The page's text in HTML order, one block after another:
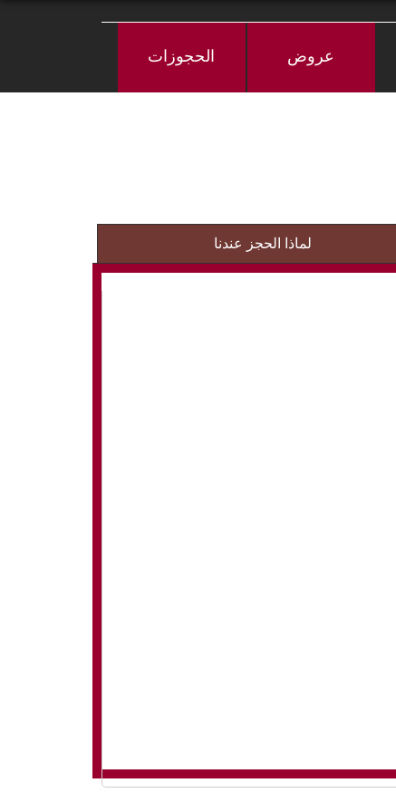
عروض الحجوزات
لماذا الحجز عندنا